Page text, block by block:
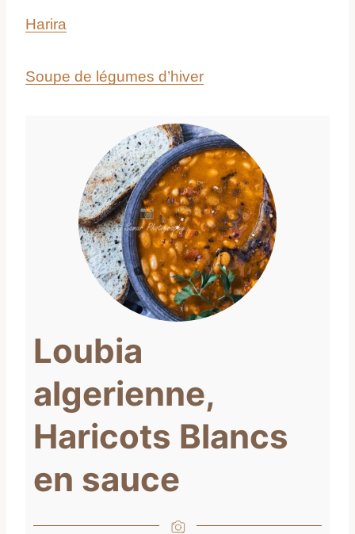
Harira
Soupe de légumes d’hiver
Loubia
algerienne,
Haricots Blancs
en sauce